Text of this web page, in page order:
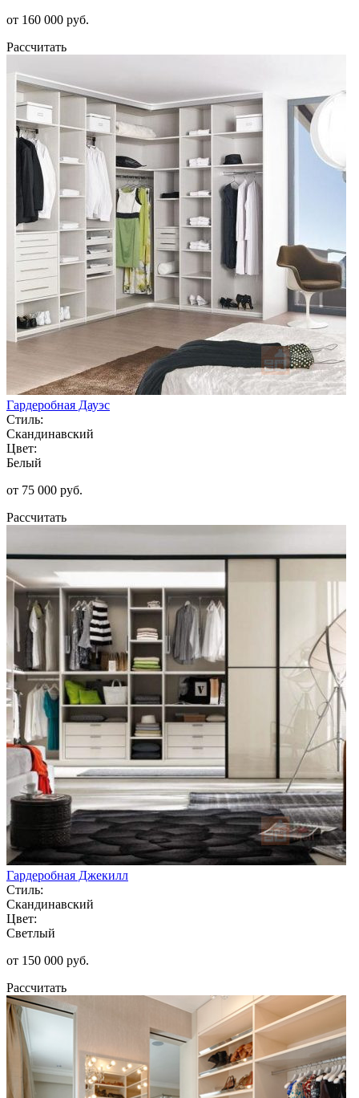
от 160 000 руб.
Рассчитать
Гардеробная Дауэс
Стиль:
Скандинавский
Цвет:
Белый
от 75 000 руб.
Рассчитать
Гардеробная Джекилл
Стиль:
Скандинавский
Цвет:
Светлый
от 150 000 руб.
Рассчитать